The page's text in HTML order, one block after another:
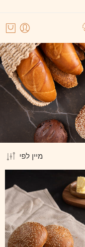
מיין לפי